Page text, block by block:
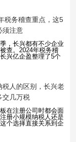
税务稽查重点，这5
须注意
，长兴都有不少企业
查。2024年税务稽
兴亿企盈整理了5个
税人的区别，长兴老
交几万税
在注册公司时都会面
册小规模纳税人还是
个选择直接关系到企